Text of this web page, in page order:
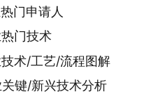
门申请人
门技术
术/工艺/流程图解
键/新兴技术分析